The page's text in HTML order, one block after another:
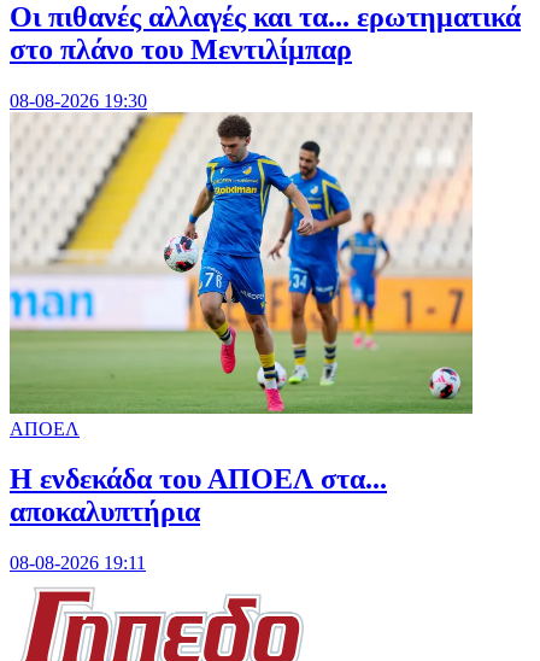
Οι πιθανές αλλαγές και τα... ερωτηματικά
στο πλάνο του Μεντιλίμπαρ
08-08-2026 19:30
ΑΠΟΕΛ
Η ενδεκάδα του ΑΠΟΕΛ στα...
αποκαλυπτήρια
08-08-2026 19:11